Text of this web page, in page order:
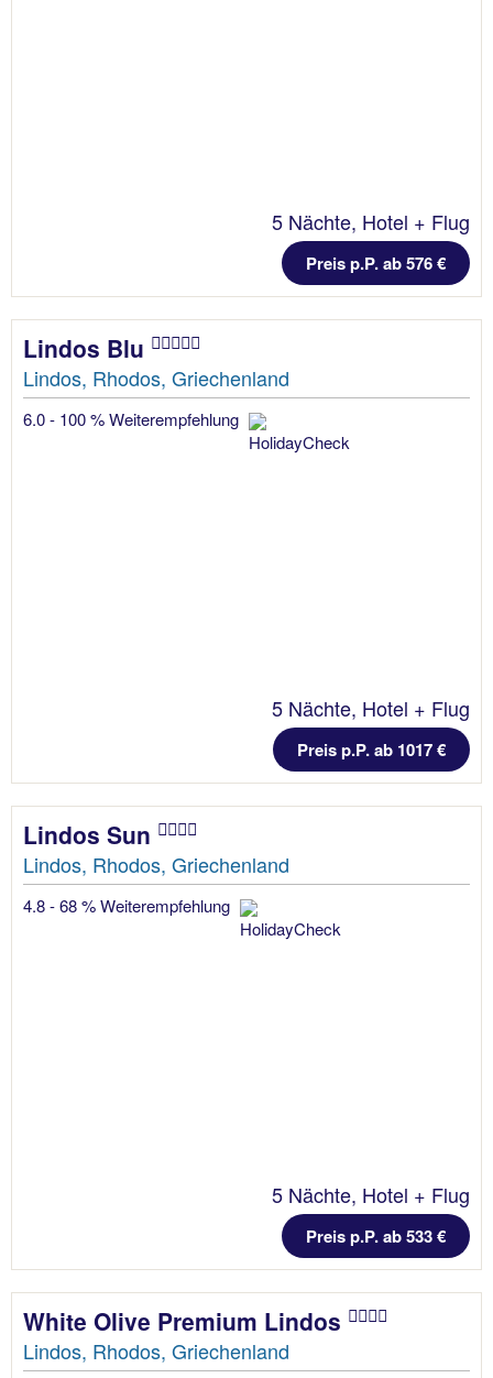
5 Nächte, Hotel + Flug
Preis p.P. ab 576 €
Lindos Blu
Lindos, Rhodos, Griechenland
6.0 - 100 % Weiterempfehlung
5 Nächte, Hotel + Flug
Preis p.P. ab 1017 €
Lindos Sun
Lindos, Rhodos, Griechenland
4.8 - 68 % Weiterempfehlung
5 Nächte, Hotel + Flug
Preis p.P. ab 533 €
White Olive Premium Lindos
Lindos, Rhodos, Griechenland